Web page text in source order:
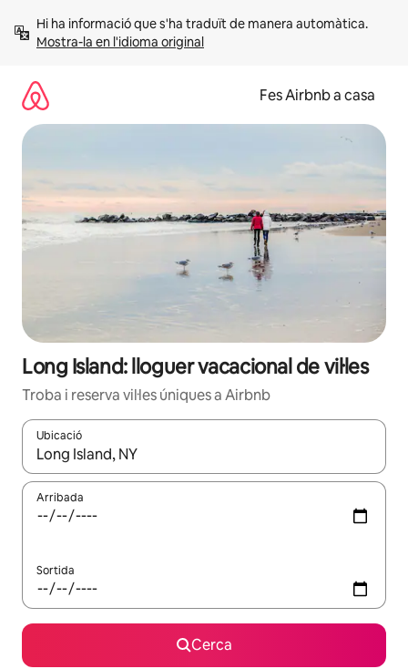
Mostra-la en l'idioma original
Fes Airbnb a casa
Long Island: lloguer vacacional de vil·les
Troba i reserva vil·les úniques a Airbnb
Ubicació
Quan els resultats estiguin disponibles, podràs navegar-hi a
Arribada
Sortida
Cerca